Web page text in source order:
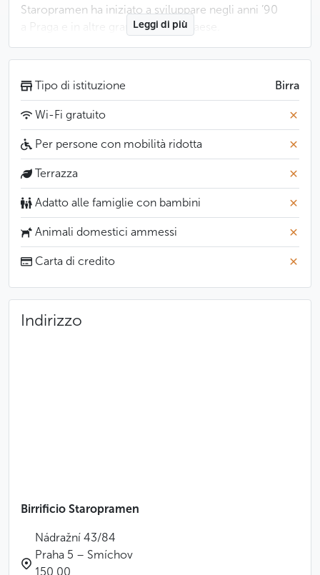
Staropramen ha iniziato a sviluppare negli anni ’90
a Praga e in altre grandi città del paese.
Leggi di più
Meno
Tipo di istituzione Birra
Wi-Fi gratuito
Per persone con mobilità ridotta
Terrazza
Adatto alle famiglie con bambini
Animali domestici ammessi
Carta di credito
Indirizzo
Birrificio Staropramen
Nádražní 43/84
Praha 5 – Smíchov
150 00